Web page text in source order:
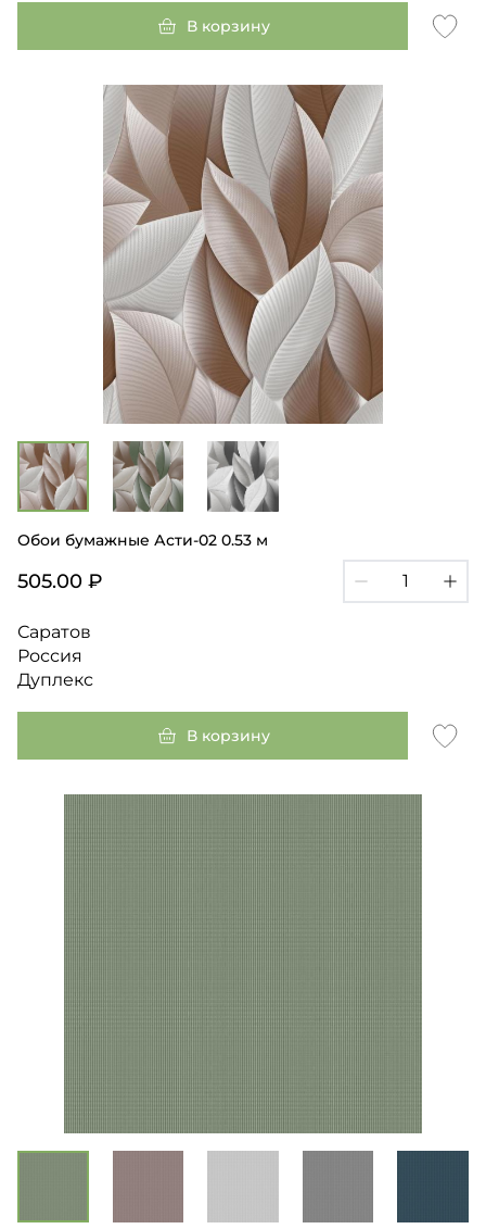
В корзину
Обои бумажные Асти-02 0.53 м
505.00 ₽
Саратов
Россия
Дуплекс
В корзину